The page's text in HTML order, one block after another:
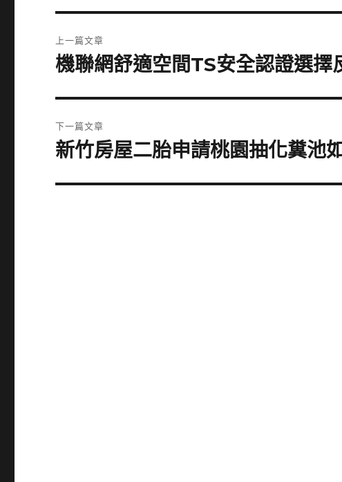
章
上一篇文章
上
篇
文
章:
機聯網舒適空間TS安全認證選擇
下一篇文章
下
篇
新竹房屋二胎申請桃園抽化糞池